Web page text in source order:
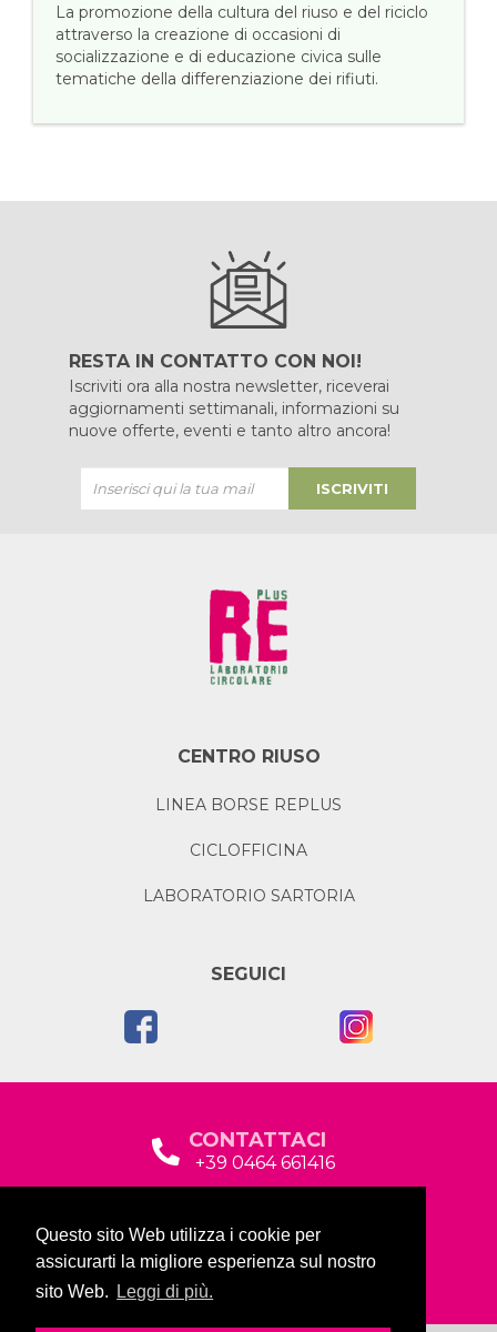
Questo sito Web utilizza i cookie per
assicurarti la migliore esperienza sul nostro
sito Web.
Leggi di più.
La promozione della cultura del riuso e del riciclo
attraverso la creazione di occasioni di
socializzazione e di educazione civica sulle
tematiche della differenziazione dei rifiuti.
RESTA IN CONTATTO CON NOI!
Iscriviti ora alla nostra newsletter, riceverai
aggiornamenti settimanali, informazioni su
nuove offerte, eventi e tanto altro ancora!
ISCRIVITI
CENTRO RIUSO
LINEA BORSE REPLUS
CICLOFFICINA
LABORATORIO SARTORIA
SEGUICI
CONTATTACI
+39 0464 661416
Via Baltera, 19
38066 Riva del Garda (TN)